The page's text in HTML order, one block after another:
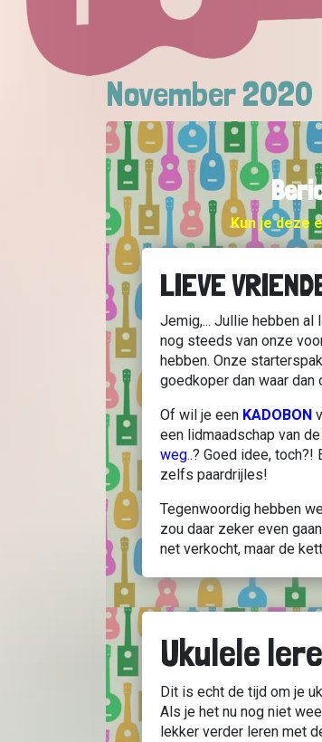
November 2020
Kun je deze
LIEVE
Jemig,... Jullie hebben al
nog steeds van onze
hebben. Onze
goedkoper dan waar dan
Of wil je een KADOBON
een lidmaadschap van de
weg..? Goed idee,
zelfs paardrijles!
Tegenwoordig hebben
zou daar zeker even
net verkocht, maar de
Ukulele
Dit is echt de tijd om je
Als je het nu nog niet
lekker verder leren met